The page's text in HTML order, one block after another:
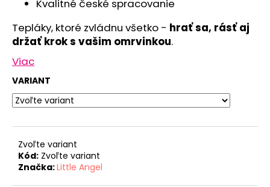
Kvalitné české spracovanie
Tepláky, ktoré zvládnu všetko - hrať sa, rásť aj
držať krok s vašim omrvinkou.
Viac
VARIANT
Zvoľte variant
Kód: Zvoľte variant
Značka:Little Angel
Pôvodne: